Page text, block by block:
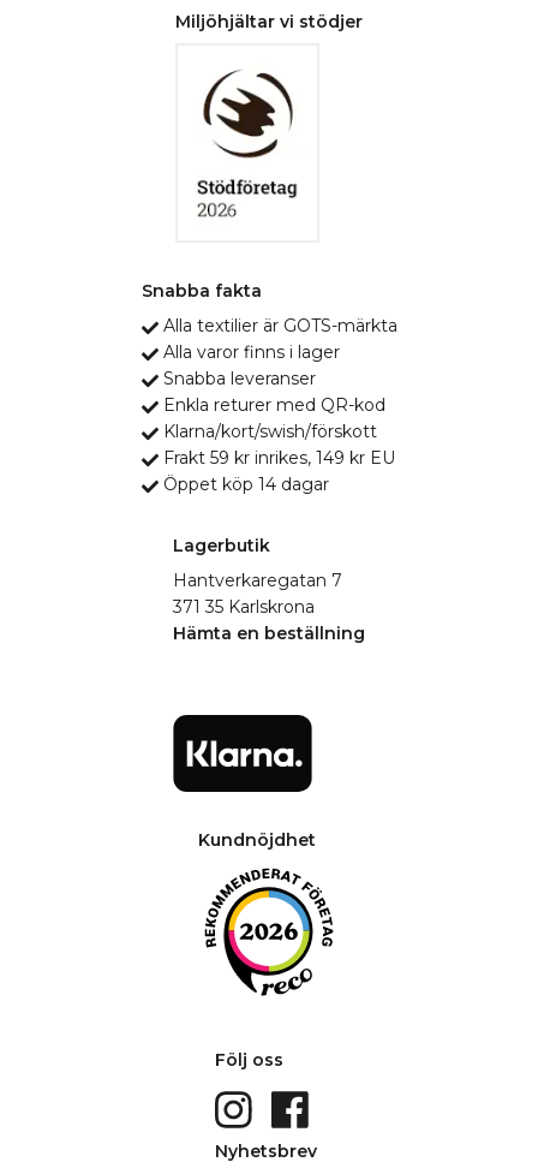
Miljöhjältar vi stödjer
Snabba fakta
Alla textilier är GOTS-märkta
Alla varor finns i lager
Snabba leveranser
Enkla returer med QR-kod
Klarna/kort/swish/förskott
Frakt 59 kr inrikes, 149 kr EU
Öppet köp 14 dagar
Lagerbutik
Hantverkaregatan 7
371 35 Karlskrona
Hämta en beställning
Kundnöjdhet
Följ oss
Nyhetsbrev